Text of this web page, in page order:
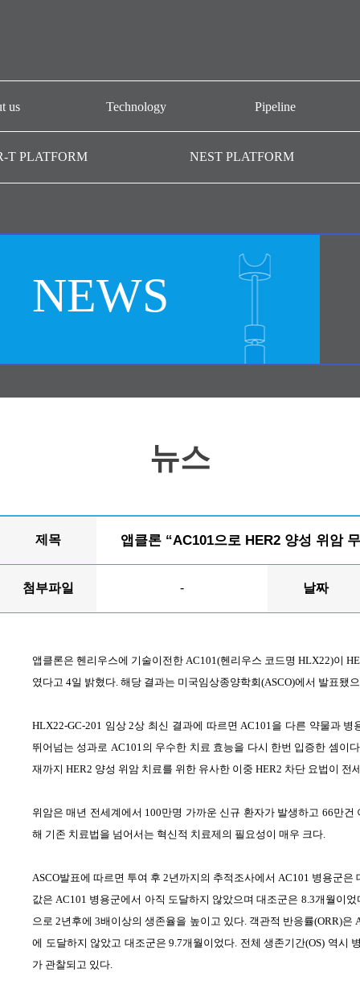
us
관
Technology Pipeline
AM201
AM105
T PLATFORM NEST PLATFORM
NEWS
뉴스
제목 앱클론 “AC101으로 HER2 양성 위암
첨부파일 - 날짜
앱클론은 헨리우스에 기술이전한 AC101(헨리우스 코드명 HLX22)이
였다고 4일 밝혔다. 해당 결과는 미국임상종양학회(ASCO)에서 발표됐
HLX22-GC-201 임상2상 최신 결과에 따르면 AC101을 다른 약물과 병
뛰어넘는 성과로 AC101의 우수한 치료 효능을 다시 한번 입증한 셈이다
재까지 HER2 양성 위암 치료를 위한 유사한 이중 HER2 차단 요법이 전
위암은 매년 전세계에서 100만명 가까운 신규 환자가 발생하고 66만건
해 기존 치료법을 넘어서는 혁신적 치료제의 필요성이 매우 크다.
ASCO발표에 따르면 투여 후 2년까지의 추적조사에서 AC101 병용군은
값은 AC101 병용군에서 아직 도달하지 않았으며 대조군은 8.3개월이었
으로 2년후에 3배이상의 생존율을 높이고 있다. 객관적 반응률(ORR)은
에 도달하지 않았고 대조군은 9.7개월이었다. 전체 생존기간(OS) 역시
가 관찰되고 있다.